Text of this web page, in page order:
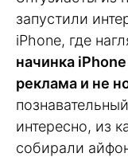
запустили
iPhone, где
начинка
реклама и не
интересно, из
собирали